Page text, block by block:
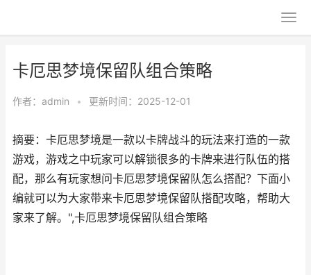
卡厄思梦境保留队组合策略
作者： admin • 更新时间：2025-12-01
摘要：卡厄思梦境是一款以卡牌战斗的玩法来打造的一款
游戏，游戏之中玩家可以解锁很多的卡牌来进行队伍的搭
配，那么有玩家想问卡厄思梦境保留队怎么搭配？下面小
编就可以为大家带来卡厄思梦境保留队搭配攻略，帮助大
家来了解。",卡厄思梦境保留队组合策略